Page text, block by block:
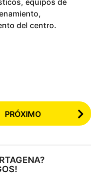
equipos de
del centro.
PRÓXIMO